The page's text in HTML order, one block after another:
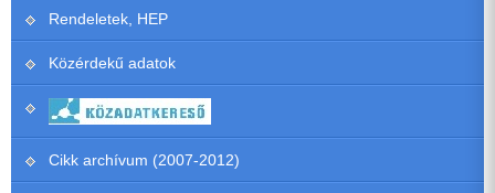
Rendeletek, HEP
Közérdekű adatok
Cikk archívum (2007-2012)